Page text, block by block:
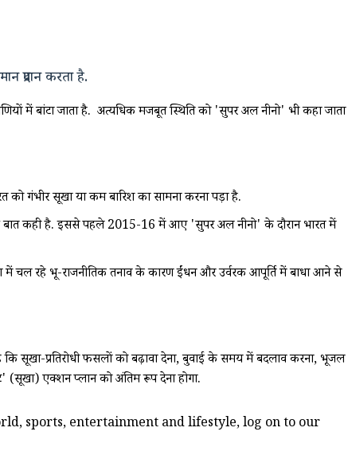
प्रदान करता है.
में बांटा जाता है. अत्यधिक मजबूत स्थिति को 'सुपर अल नीनो' भी कहा जाता
को गंभीर सूखा या कम बारिश का सामना करना पड़ा है.
बात कही है. इससे पहले 2015-16 में आए 'सुपर अल नीनो' के दौरान भारत में
चल रहे भू-राजनीतिक तनाव के कारण ईंधन और उर्वरक आपूर्ति में बाधा आने से
सूखा-प्रतिरोधी फसलों को बढ़ावा देना, बुवाई के समय में बदलाव करना, भूजल
एक्शन प्लान को अंतिम रूप देना होगा.
sports, entertainment and lifestyle, log on to our